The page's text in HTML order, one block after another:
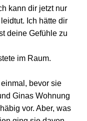
kann dir jetzt nur
Ich hätte dir
deine Gefühle zu
im Raum.
bevor sie
Ginas Wohnung
vor. Aber, was